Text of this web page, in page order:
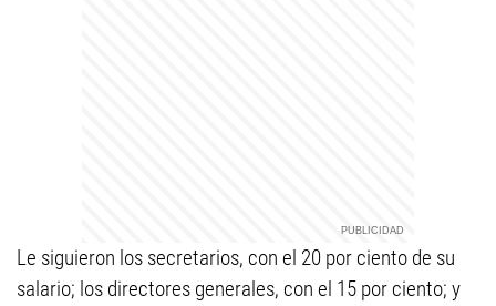
Le siguieron los secretarios, con el 20 por ciento de su
salario; los directores generales, con el 15 por ciento; y